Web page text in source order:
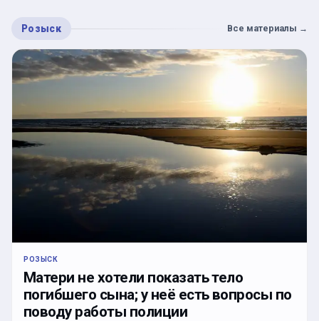
Розыск Все материалы →
РОЗЫСК
Матери не хотели показать тело
погибшего сына; у неё есть вопросы по
поводу работы полиции